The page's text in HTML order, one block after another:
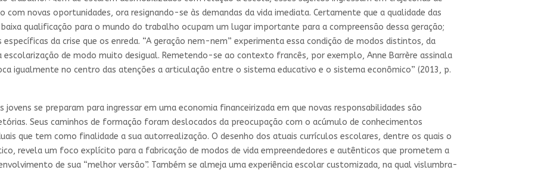
novas oportunidades, ora resignando-se às demandas da vida imediata. Certamente que a qualidade das
qualificação para o mundo do trabalho ocupam um lugar importante para a compreensão dessa geração;
da crise que os enreda. “A geração nem-nem” experimenta essa condição de modos distintos, da
de modo muito desigual. Remetendo-se ao contexto francês, por exemplo, Anne Barrère assinala
igualmente no centro das atenções a articulação entre o sistema educativo e o sistema econômico” (2013, p.
se preparam para ingressar em uma economia financeirizada em que novas responsabilidades são
Seus caminhos de formação foram deslocados da preocupação com o acúmulo de conhecimentos
que tem como finalidade a sua autorrealização. O desenho dos atuais currículos escolares, dentre os quais o
revela um foco explícito para a fabricação de modos de vida empreendedores e autênticos que prometem a
de sua “melhor versão”. Também se almeja uma experiência escolar customizada, na qual vislumbra-